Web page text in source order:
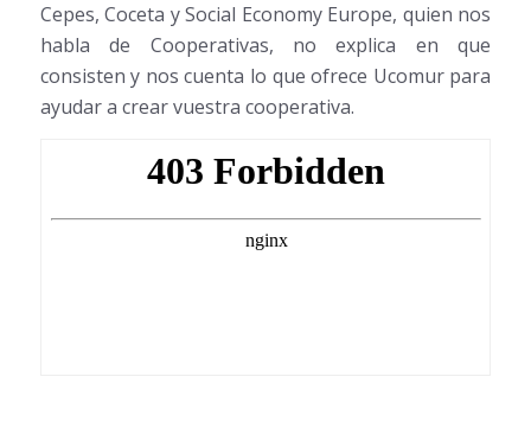
Cepes, Coceta y Social Economy Europe, quien nos
habla de Cooperativas, no explica en que
consisten y nos cuenta lo que ofrece Ucomur para
ayudar a crear vuestra cooperativa.